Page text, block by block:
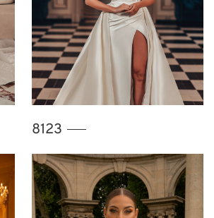
8123